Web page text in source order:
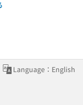
Language：English